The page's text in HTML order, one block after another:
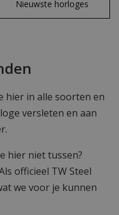
hier in alle soorten en
versleten en aan
hier niet tussen?
officieel TW Steel
we voor je kunnen